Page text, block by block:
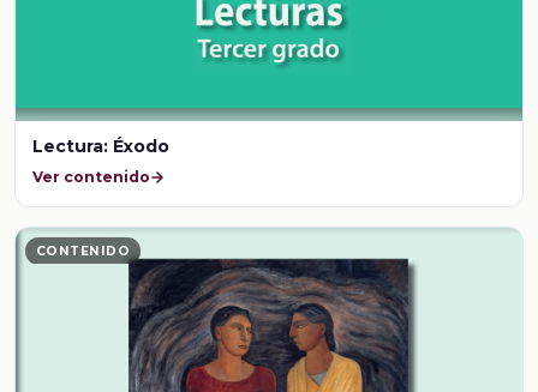
Lectura: Éxodo
Ver contenido
CONTENIDO